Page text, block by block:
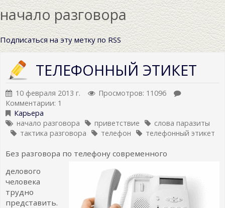
начало разговора
Подписаться на эту метку по RSS
ТЕЛЕФОННЫЙ ЭТИКЕТ
10 февраля 2013 г.
Просмотров: 11096
Комментарии: 1
Карьера
начало разговора
приветствие
слова паразиты
тактика разговора
телефон телефонный этикет
Без разговора по телефону современного
делового
человека
трудно
представить.